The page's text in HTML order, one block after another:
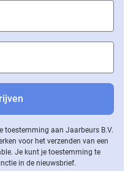
toestemming aan Jaarbeurs B.V.
voor het verzenden van een
Je kunt je toestemming te
in de nieuwsbrief.